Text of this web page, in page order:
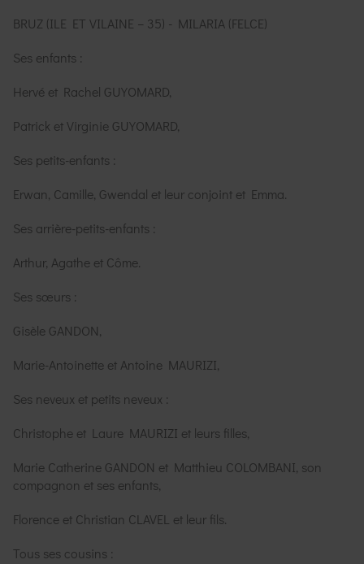
BRUZ (ILE ET VILAINE – 35) - MILARIA (FELCE)
Ses enfants :
Hervé et Rachel GUYOMARD,
Patrick et Virginie GUYOMARD,
Ses petits-enfants :
Erwan, Camille, Gwendal et leur conjoint et Emma.
Ses arrière-petits-enfants :
Arthur, Agathe et Côme.
Ses sœurs :
Gisèle GANDON,
Marie-Antoinette et Antoine MAURIZI,
Ses neveux et petits neveux :
Christophe et Laure MAURIZI et leurs filles,
Marie Catherine GANDON et Matthieu COLOMBANI, son
compagnon et ses enfants,
Florence et Christian CLAVEL et leur fils.
Tous ses cousins :